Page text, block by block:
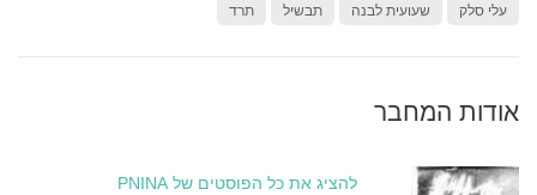
עלי סלק שעועית לבנה תבשיל תרד
אודות המחבר
להציג את כל הפוסטים של PNINA